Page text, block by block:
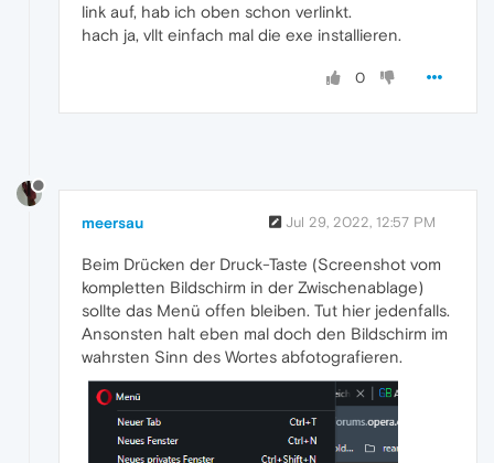
link auf, hab ich oben schon verlinkt.
hach ja, vllt einfach mal die exe installieren.
0
meersau Jul 29, 2022, 12:57 PM
Beim Drücken der Druck-Taste (Screenshot vom
kompletten Bildschirm in der Zwischenablage)
sollte das Menü offen bleiben. Tut hier jedenfalls.
Ansonsten halt eben mal doch den Bildschirm im
wahrsten Sinn des Wortes abfotografieren.